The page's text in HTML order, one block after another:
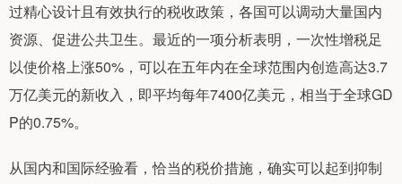
过精心设计且有效执行的税收政策，各国可以调动大量国内
资源、促进公共卫生。最近的一项分析表明，一次性增税足
以使价格上涨50%，可以在五年内在全球范围内创造高达3.7
万亿美元的新收入，即平均每年7400亿美元，相当于全球GD
P的0.75%。
从国内和国际经验看，恰当的税价措施，确实可以起到抑制